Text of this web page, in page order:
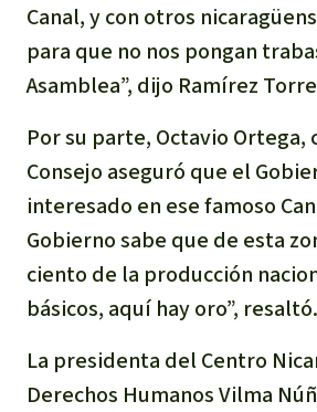
Granjas
Para niñas y
Canal, y con otros
para que no nos pongan
Asamblea”, dijo Ramírez
Por su parte, Octavio
Consejo aseguró que el
interesado en ese famoso
Gobierno sabe que de esta
ciento de la producción
básicos, aquí hay oro”, resaltó.
La presidenta del Centro
Derechos Humanos Vilma